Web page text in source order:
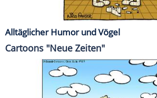
Alltäglicher Humor und Vögel
Cartoons "Neue Zeiten"